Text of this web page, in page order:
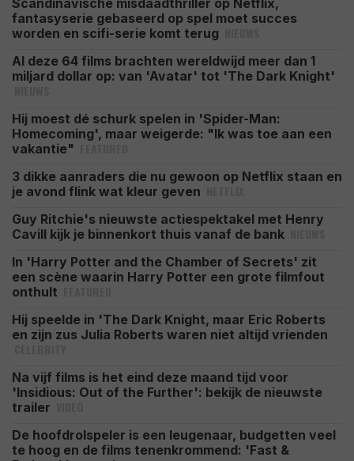
Scandinavische misdaadthriller op Netflix,
fantasyserie gebaseerd op spel moet succes
worden en scifi-serie komt terug
Al deze 64 films brachten wereldwijd meer dan 1
miljard dollar op: van 'Avatar' tot 'The Dark Knight'
Hij moest dé schurk spelen in 'Spider-Man:
Homecoming', maar weigerde: "Ik was toe aan een
vakantie"
3 dikke aanraders die nu gewoon op Netflix staan en
je avond flink wat kleur geven
Guy Ritchie's nieuwste actiespektakel met Henry
Cavill kijk je binnenkort thuis vanaf de bank
In 'Harry Potter and the Chamber of Secrets' zit
een scène waarin Harry Potter een grote filmfout
onthult
Hij speelde in 'The Dark Knight, maar Eric Roberts
en zijn zus Julia Roberts waren niet altijd vrienden
Na vijf films is het eind deze maand tijd voor
'Insidious: Out of the Further': bekijk de nieuwste
trailer
De hoofdrolspeler is een leugenaar, budgetten veel
te hoog en de films tenenkrommend: 'Fast &